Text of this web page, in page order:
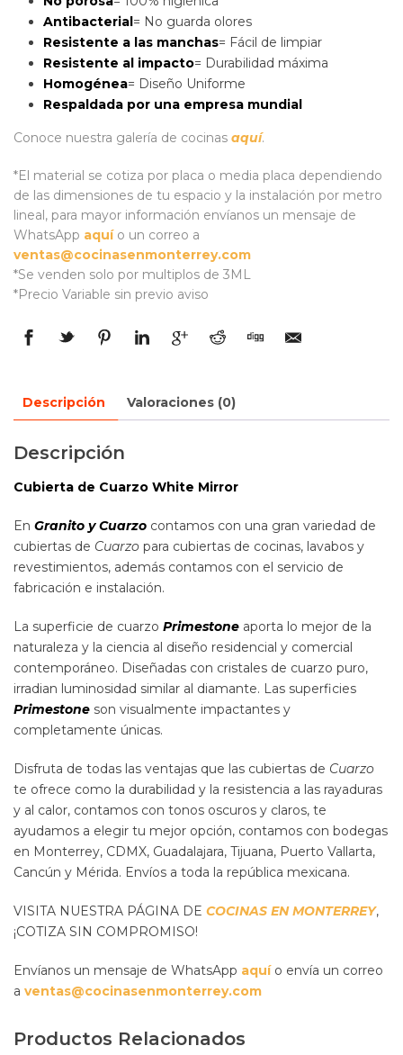
Antibacterial = No guarda olores
Resistente a las manchas= Fácil de limpiar
Resistente al impacto= Durabilidad máxima
Homogénea= Diseño Uniforme
Respaldada por una empresa mundial
Conoce nuestra galería de cocinas aquí.
*El material se cotiza por placa o media placa dependiendo
de las dimensiones de tu espacio y la instalación por metro
lineal, para mayor información envíanos un mensaje de
WhatsApp aquío un correo a
ventas@cocinasenmonterrey.com
*Se venden solo por multiplos de 3ML
*Precio Variable sin previo aviso
Descripción Valoraciones (0)
Descripción
Cubierta de Cuarzo White Mirror
En Granito y Cuarzo contamos con una gran variedad de
cubiertas de Cuarzo para cubiertas de cocinas, lavabos y
revestimientos, además contamos con el servicio de
fabricación e instalación.
La superficie de cuarzo Primestone aporta lo mejor de la
naturaleza y la ciencia al diseño residencial y comercial
contemporáneo. Diseñadas con cristales de cuarzo puro,
irradian luminosidad similar al diamante. Las superficies
Primestone son visualmente impactantes y
completamente únicas.
Disfruta de todas las ventajas que las cubiertas de Cuarzo
te ofrece como la durabilidad y la resistencia a las rayaduras
y al calor, contamos con tonos oscuros y claros, te
ayudamos a elegir tu mejor opción, contamos con bodegas
en Monterrey, CDMX, Guadalajara, Tijuana, Puerto Vallarta,
Cancún y Mérida. Envíos a toda la república mexicana.
VISITA NUESTRA PÁGINA DE COCINAS EN MONTERREY,
¡COTIZA SIN COMPROMISO!
Envíanos un mensaje de WhatsApp aquío envía un correo
a ventas@cocinasenmonterrey.com
Productos Relacionados